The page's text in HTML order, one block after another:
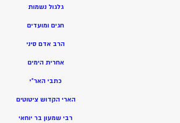
גלגול נשמות
חגים ומועדים
הרב אדם סיני
אחרית הימים
כתבי האר”י
הארי הקדוש ציטוטים
רבי שמעון בר יוחאי